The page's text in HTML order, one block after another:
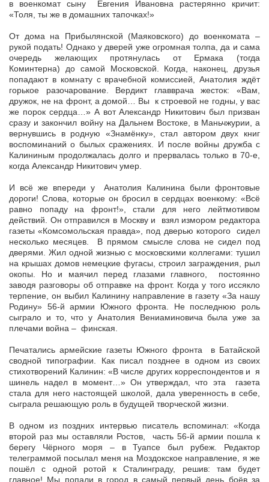
в военкомат сыну Евгения Ивановна растерянно кричит:
«Толя, ты же в домашних тапочках!»
От дома на Прибылянской (Маяковского) до военкомата –
рукой подать! Однако у дверей уже огромная толпа, да и сама
очередь желающих протянулась от Ермака (тогда
Коминтерна) до самой Московской. Когда, наконец, друзья
попадают в комнату с врачебной комиссией, Анатолия ждёт
горькое разочарование. Вердикт главврача жесток: «Вам,
дружок, не на фронт, а домой… Вы к строевой не годны, у вас
же порок сердца…» А вот Александр Никитович был призван
сразу и закончил войну на Дальнем Востоке, в Маньчжурии, а
вернувшись в родную «Знамёнку», стал автором двух книг
воспоминаний о былых сражениях. И после войны дружба с
Калининым продолжалась долго и прервалась только в 70-е,
когда Александр Никитович умер.
И всё же впереди у Анатолия Калинина были фронтовые
дороги! Слова, которые он бросил в сердцах военкому: «Всё
равно попаду на фронт!», стали для него лейтмотивом
действий. Он отправился в Москву и взял измором редактора
газеты «Комсомольская правда», под дверью которого сидел
несколько месяцев. В прямом смысле слова не сидел под
дверями. Жил одной жизнью с московскими коллегами: тушил
на крышах домов немецкие фугасы, строил заграждения, рыл
окопы. Но и маячил перед глазами главного, постоянно
заводя разговоры об отправке на фронт. Когда у того иссякло
терпение, он выбил Калинину направление в газету «За нашу
Родину» 56-й армии Южного фронта. Не последнюю роль
сыграло и то, что у Анатолия Вениаминовича была уже за
плечами война – финская.
Печатались армейские газеты Южного фронта в Батайской
сводной типографии. Как писал позднее в одном из своих
стихотворений Калинин: «В числе других корреспондентов и я
шинель надел в момент…» Он утверждал, что эта газета
стала для него настоящей школой, дала уверенность в себе,
сыграла решающую роль в будущей творческой жизни.
В одном из поздних интервью писатель вспоминал: «Когда
второй раз мы оставляли Ростов, часть 56-й армии пошла к
берегу Чёрного моря – в Туапсе был рубеж. Редактор
телеграммой посылал меня на Моздокское направление, я же
пошёл с одной ротой к Сталинграду, решив: там будет
главное! Мы попали в город в самый первый день боёв за